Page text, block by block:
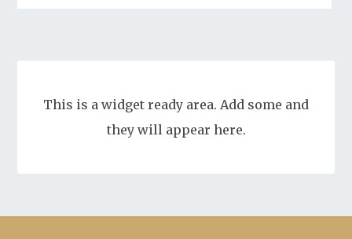
This is a widget ready area. Add some and
they will appear here.